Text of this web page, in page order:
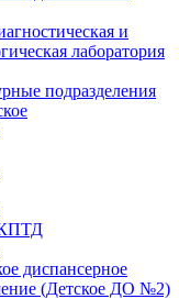
и
лаборатория
подразделения
КПТД
диспансерное
(Детское ДО №2)